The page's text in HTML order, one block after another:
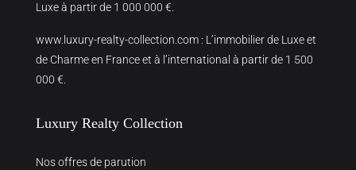
Luxe à partir de 1 000 000 €.
www.luxury-realty-collection.com : L’immobilier de Luxe et
de Charme en France et à l’international à partir de 1 500
000 €.
Luxury Realty Collection
Nos offres de parution